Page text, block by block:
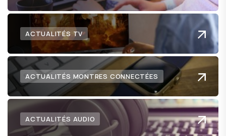
ACTUALITÉS TV
ACTUALITÉS MONTRES CONNECTÉES
ACTUALITÉS AUDIO